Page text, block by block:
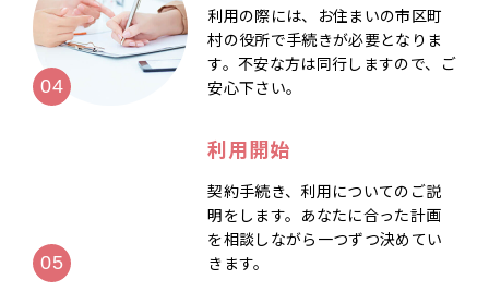
利用の際には、お住まいの市区町
村の役所で手続きが必要となりま
す。不安な方は同行しますので、ご
安心下さい。
利用開始
契約手続き、利用についてのご説
明をします。あなたに合った計画
を相談しながら一つずつ決めてい
きます。